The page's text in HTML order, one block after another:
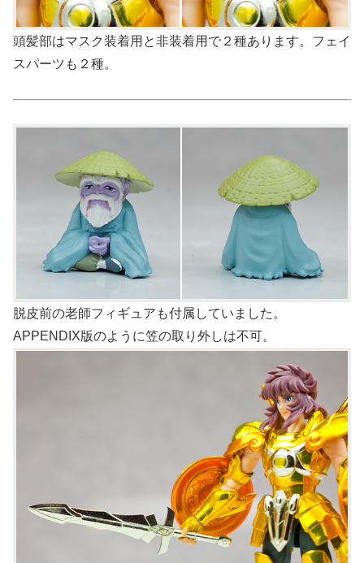
頭髪部はマスク装着用と非装着用で２種あります。フェイ
スパーツも２種。
脱皮前の老師フィギュアも付属していました。
APPENDIX版のように笠の取り外しは不可。